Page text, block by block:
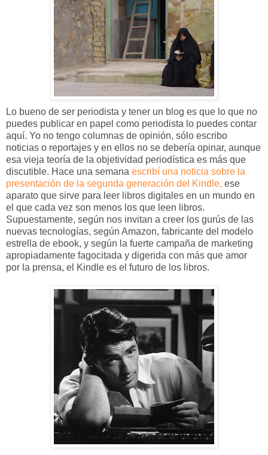
Lo bueno de ser periodista y tener un blog es que lo que no
puedes publicar en papel como periodista lo puedes contar
aquí. Yo no tengo columnas de opinión, sólo escribo
noticias o reportajes y en ellos no se debería opinar, aunque
esa vieja teoría de la objetividad periodística es más que
discutible. Hace una semana escribí una noticia sobre la
presentación de la segunda generación del Kindle, ese
aparato que sirve para leer libros digitales en un mundo en
el que cada vez son menos los que leen libros.
Supuestamente, según nos invitan a creer los gurús de las
nuevas tecnologías, según Amazon, fabricante del modelo
estrella de ebook, y según la fuerte campaña de marketing
apropiadamente fagocitada y digerida con más que amor
por la prensa, el Kindle es el futuro de los libros.